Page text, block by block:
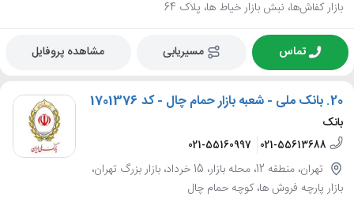
بازار کفاش‌ها، نبش بازار خیاط ها، پلاک 64
تماس مسیریابی مشاهده پروفایل
20. بانک ملی - شعبه بازار حمام چال - کد 1701376
بانک
021-55613688
021-55160997
تهران، منطقه 12، محله بازار، 15 خرداد، بازار بزرگ تهران،
بازار پارچه فروش ها، کوچه حمام چال